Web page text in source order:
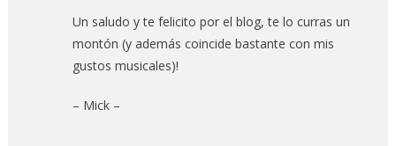
Un saludo y te felicito por el blog, te lo curras un
montón (y además coincide bastante con mis
gustos musicales)!
– Mick –